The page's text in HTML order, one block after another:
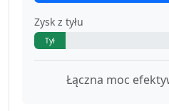
Zysk z tyłu
Tył
Łączna moc